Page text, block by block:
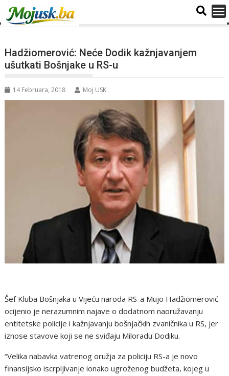
Hadžiomerović: Neće Dodik kažnjavanjem
ušutkati Bošnjake u RS-u
14 Februara, 2018 Moj USK
Šef Kluba Bošnjaka u Vijeću naroda RS-a Mujo Hadžiomerović
ocijenio je nerazumnim najave o dodatnom naoružavanju
entitetske policije i kažnjavanju bošnjačkih zvaničnika u RS, jer
iznose stavove koji se ne sviđaju Miloradu Dodiku.
“Velika nabavka vatrenog oružja za policiju RS-a je novo
finansijsko iscrpljivanje ionako ugroženog budžeta, kojeg u